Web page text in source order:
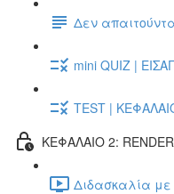
Δεν
mini QUIZ |
TEST |
ΚΕΦΑΛΑΙΟ 2:
Διδασκαλία με